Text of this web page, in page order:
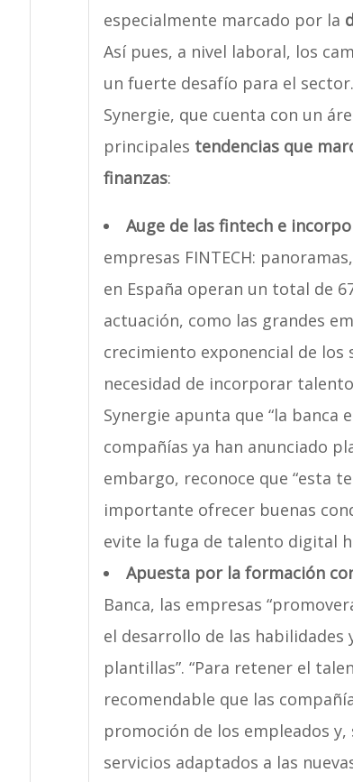
especialmente marcado por la
Así pues, a nivel laboral, los
un fuerte desafío para el
Synergie, que cuenta con un
principales tendencias que
finanzas:
Auge de las fintech e
empresas FINTECH:
en España operan un total de
actuación, como las grandes
crecimiento exponencial de
necesidad de incorporar
Synergie apunta que “la
compañías ya han anunciado
embargo, reconoce que “esta
importante ofrecer buenas
evite la fuga de talento digital
Apuesta por la formación
Banca, las empresas
el desarrollo de las
plantillas”. “Para retener el
recomendable que las
promoción de los empleados
servicios adaptados a las